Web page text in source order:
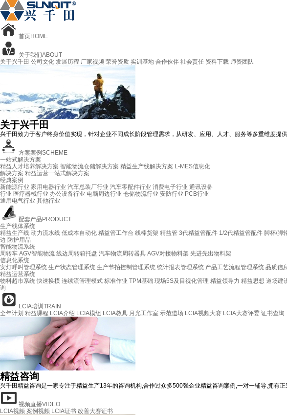
首页HOME
关于我们ABOUT
关于兴千田 公司文化 发展历程 厂家视频 荣誉资质 实训基地 合作伙伴 社会责任 资料下载 师资团队
关于兴千田
兴千田致力于客户终身价值实现，针对企业不同成长阶段管理需求，从研发、应用、人才、服务等多重维度提供
方案案例SCHEME
一站式解决方案
精益人才培养解决方案 智能物流仓储解决方案 精益生产线解决方案 L-MES信息化
解决方案 精益运营一站式解决方案
经典案例
新能源行业 家用电器行业 汽车总装厂行业 汽车零配件行业 消费电子行业 通讯设备
行业 医疗器械行业 办公设备行业 电脑周边行业 仓储物流行业 安防行业 PCB行业
通用电气行业 其他行业
配套产品 PRODUCT
生产线体系统
精益生产线 动力流水线 低成本自动化 精益管工作台 线棒货架 精益管 3代精益管配件 1/2代精益管配件 脚杯/脚
边 防护用品
智能物流系统
周转车 AGV智能物流 线边周转箱托盘 汽车物流周转器具 AGV对接物料架 先进先出物料架
信息化系统
安灯呼叫管理系统 生产状态管理系统 生产节拍控制管理系统 统计报表管理系统 产品工艺流程管理系统 品质信
精益运营系统
物料超市系统 快速换模 连续流管理模式 标准作业 TPM基础 现场5S及目视化管理 精益领导力 精益思想 道场建
询
LCIA培训 TRAIN
全年计划 精益课程 LCIA介绍 LCIA模组 LCIA教具 月光工作室 示范道场 LCIA视频大赛 LCIA大赛评委 证书查询
精益咨询
兴千田精益咨询是一家专注于精益生产13年的咨询机构,合作过众多500强企业精益咨询案例,一对一辅导,拥有
视频直播VIDEO
LCIA视频 案例视频 LCIA证书 改善大赛证书